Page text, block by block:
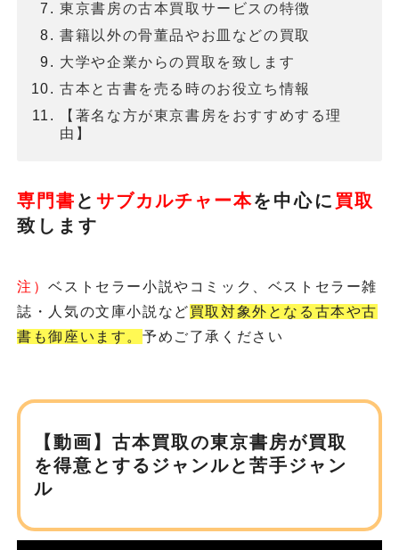
東京書房の古本買取サービスの特徴
書籍以外の骨董品やお皿などの買取
大学や企業からの買取を致します
古本と古書を売る時のお役立ち情報
【著名な方が東京書房をおすすめする理
由】
専門書 とサブカルチャー本を 中心に 買取
致します
注）ベストセラー小説やコミック、ベストセラー雑
誌・人気の文庫小説など買取対象外となる古本や古
書も御座います。 予めご了承ください
【動画】古本買取の東京書房が買取
を得意とするジャンルと苦手ジャン
ル